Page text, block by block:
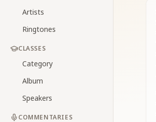
Artists
Ringtones
CLASSES
Category
Album
Speakers
COMMENTARIES